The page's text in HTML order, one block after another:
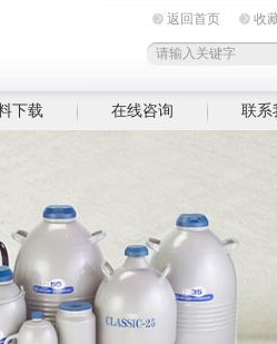
返回首页 收
下载 在线咨询 联系